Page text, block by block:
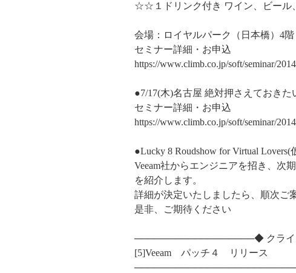
☆☆１ドリンク付き ワイン、ビー
会場：ロイヤルパーク（日本橋）4階
セミナー詳細・お申込
https://www.climb.co.jp/soft/seminar/
●7/17(木)名古屋 絶対押さえておき
セミナー詳細・お申込
https://www.climb.co.jp/soft/seminar/
●Lucky 8 Roudshow for Virtual Lovers(
Veeam社からエンジニアを招き、次
を紹介します。
詳細が決定いたしましたら、順次ご
是非、ご期待ください
──────────────────◆ クライ
[5]Veeam パッチ４ リリース